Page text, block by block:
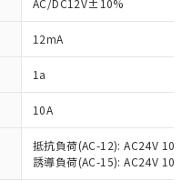
AC/DC12V±10%
12mA
1a
10A
抵抗負荷(AC-12): AC24V 10A/
誘導負荷(AC-15): AC24V
だき、同意のうえ
令（10物質）の
供可能な商品で
（10物質）の非含
替える予定のある
指令（10物質）の